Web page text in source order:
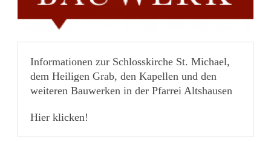
Informationen zur Schlosskirche St. Michael,
dem Heiligen Grab, den Kapellen und den
weiteren Bauwerken in der Pfarrei Altshausen
Hier klicken!